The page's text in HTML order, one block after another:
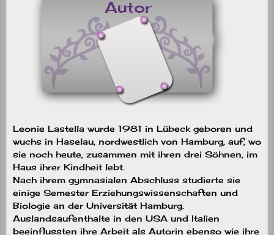
Leonie Lastella wurde 1981 in Lübeck geboren und
wuchs in Haselau, nordwestlich von Hamburg, auf, wo
sie noch heute, zusammen mit ihren drei Söhnen, im
Haus ihrer Kindheit lebt.
Nach ihrem gymnasialen Abschluss studierte sie
einige Semester Erziehungswissenschaften und
Biologie an der Universität Hamburg.
Auslandsaufenthalte in den USA und Italien
beeinflussten ihre Arbeit als Autorin ebenso wie ihre